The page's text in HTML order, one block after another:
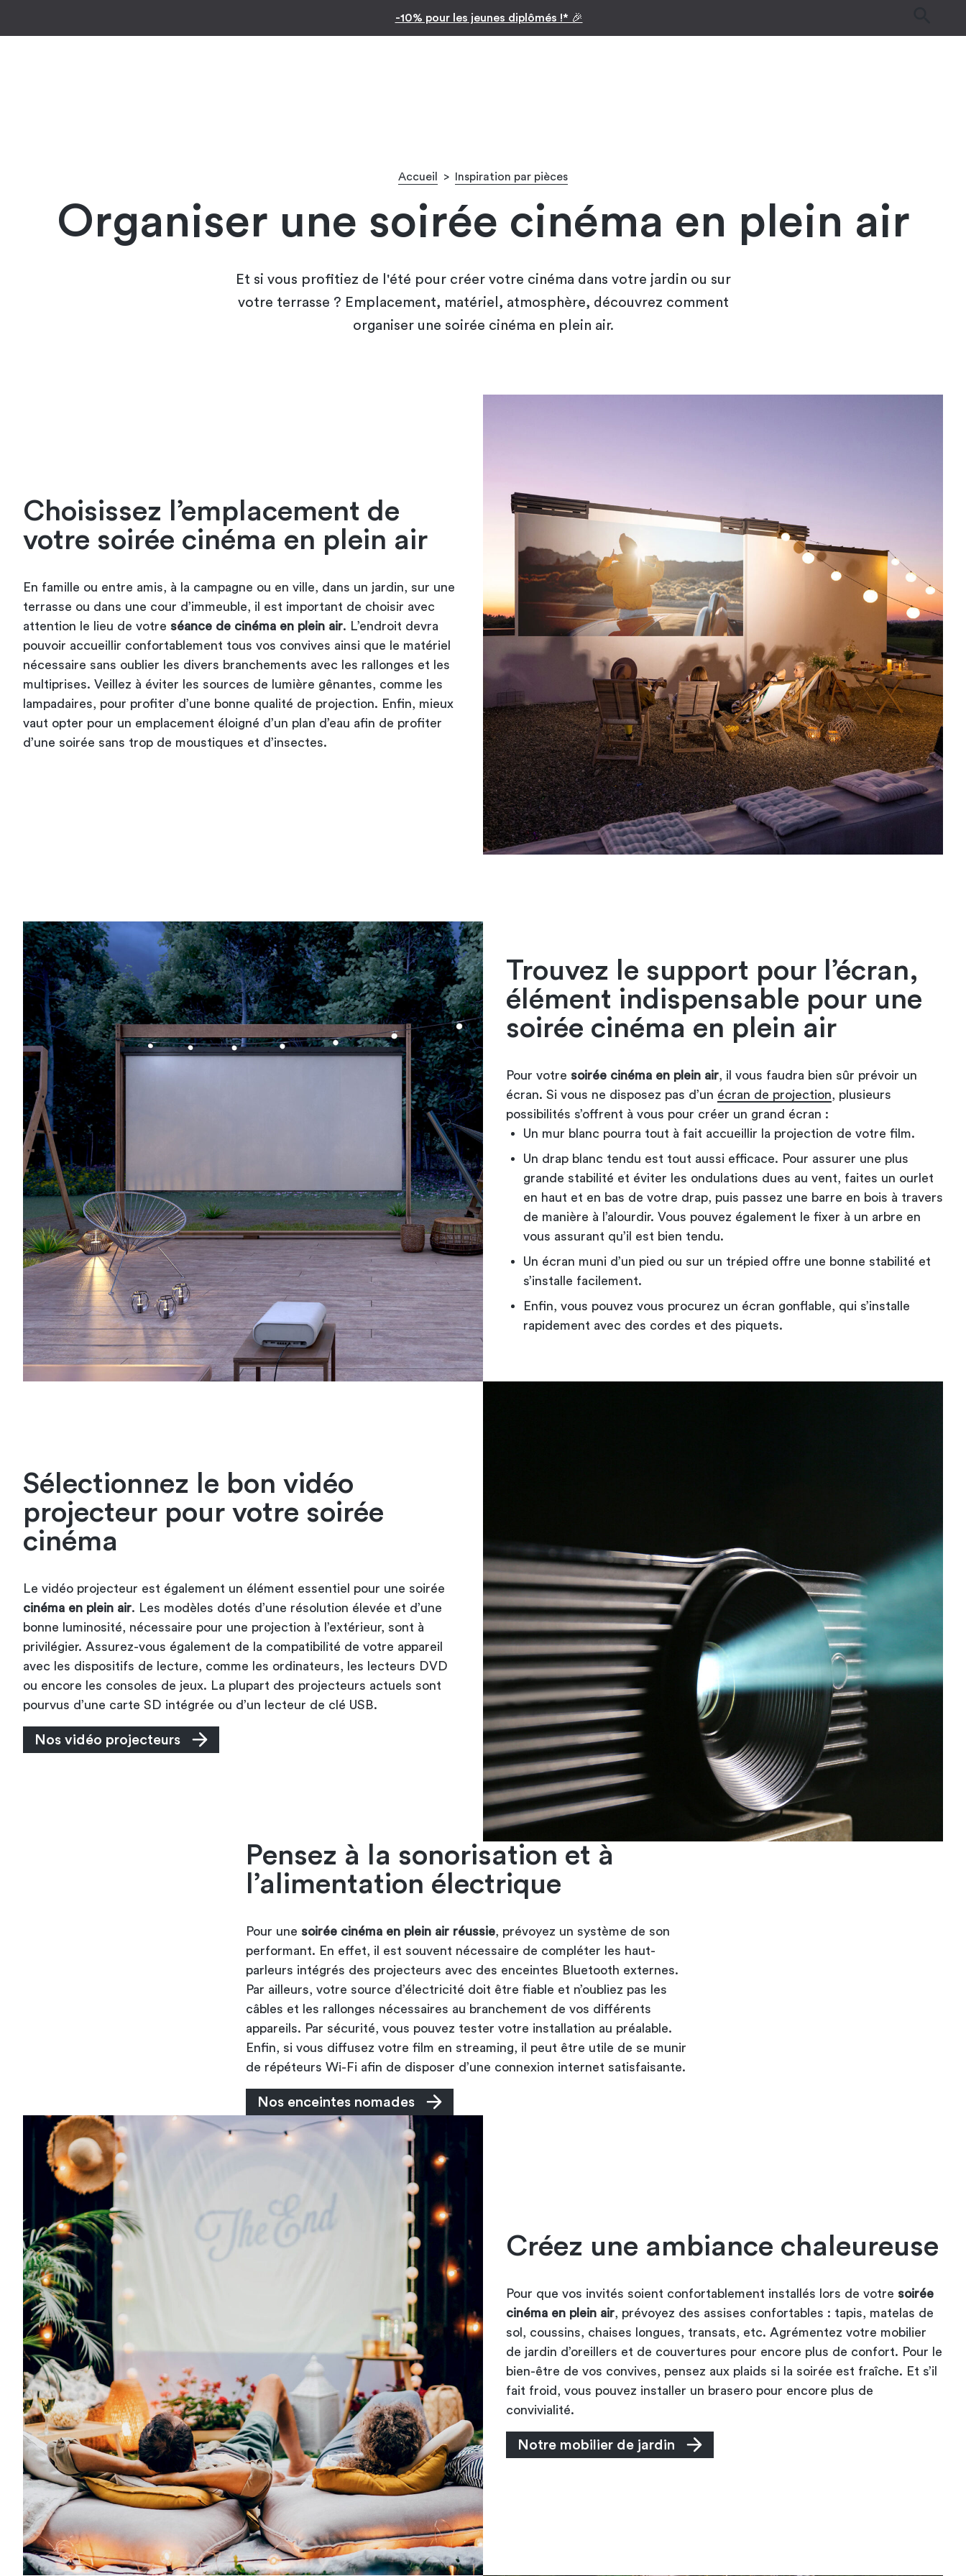
Facilitez vos achats avec le paiement en 10x
Inspiration par pièces
Accueil > Inspiration par pièces
Organiser une soirée cinéma en plein air
Et si vous profitiez de l'été pour créer votre cinéma dans votre jardin ou sur
votre terrasse ? Emplacement, matériel, atmosphère, découvrez comment
organiser une soirée cinéma en plein air.
Choisissez l’emplacement de
votre soirée cinéma en plein air
En famille ou entre amis, à la campagne ou en ville, dans un jardin, sur une
terrasse ou dans une cour d’immeuble, il est important de choisir avec
attention le lieu de votre séance de cinéma en plein air. L’endroit devra
pouvoir accueillir confortablement tous vos convives ainsi que le matériel
nécessaire sans oublier les divers branchements avec les rallonges et les
multiprises. Veillez à éviter les sources de lumière gênantes, comme les
lampadaires, pour profiter d’une bonne qualité de projection. Enfin, mieux
vaut opter pour un emplacement éloigné d’un plan d’eau afin de profiter
d’une soirée sans trop de moustiques et d’insectes.
Trouvez le support pour l’écran,
élément indispensable pour une
soirée cinéma en plein air
Pour votre soirée cinéma en plein air , il vous faudra bien sûr prévoir un
écran. Si vous ne disposez pas d’un écran de projection , plusieurs
possibilités s’offrent à vous pour créer un grand écran :
Un mur blanc pourra tout à fait accueillir la projection de votre film.
Un drap blanc tendu est tout aussi efficace. Pour assurer une plus
grande stabilité et éviter les ondulations dues au vent, faites un ourlet
en haut et en bas de votre drap, puis passez une barre en bois à travers
de manière à l’alourdir. Vous pouvez également le fixer à un arbre en
vous assurant qu’il est bien tendu.
Un écran muni d’un pied ou sur un trépied offre une bonne stabilité et
s’installe facilement.
Enfin, vous pouvez vous procurez un écran gonflable, qui s’installe
rapidement avec des cordes et des piquets.
Sélectionnez le bon vidéo
projecteur pour votre soirée
cinéma
Le vidéo projecteur est également un élément essentiel pour une soirée
cinéma en plein air. Les modèles dotés d’une résolution élevée et d’une
bonne luminosité, nécessaire pour une projection à l’extérieur, sont à
privilégier. Assurez-vous également de la compatibilité de votre appareil
avec les dispositifs de lecture, comme les ordinateurs, les lecteurs DVD
ou encore les consoles de jeux. La plupart des projecteurs actuels sont
pourvus d’une carte SD intégrée ou d’un lecteur de clé USB.
Nos vidéo projecteurs
Pensez à la sonorisation et à
l’alimentation électrique
Pour une soirée cinéma en plein air réussie, prévoyez un système de son
performant. En effet, il est souvent nécessaire de compléter les haut-
parleurs intégrés des projecteurs avec des enceintes Bluetooth externes.
Par ailleurs, votre source d’électricité doit être fiable et n’oubliez pas les
câbles et les rallonges nécessaires au branchement de vos différents
appareils. Par sécurité, vous pouvez tester votre installation au préalable.
Enfin, si vous diffusez votre film en streaming, il peut être utile de se munir
de répéteurs Wi-Fi afin de disposer d’une connexion internet satisfaisante.
Nos enceintes nomades
Créez une ambiance chaleureuse
Pour que vos invités soient confortablement installés lors de votre soirée
cinéma en plein air, prévoyez des assises confortables : tapis, matelas de
sol, coussins, chaises longues, transats, etc. Agrémentez votre mobilier
de jardin d’oreillers et de couvertures pour encore plus de confort. Pour le
bien-être de vos convives, pensez aux plaids si la soirée est fraîche. Et s’il
fait froid, vous pouvez installer un brasero pour encore plus de
convivialité.
Notre mobilier de jardin